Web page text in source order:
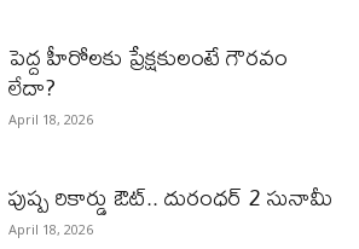
పెద్ద హీరోల‌కు ప్రేక్ష‌కులంటే గౌర‌వం
లేదా?
April 18, 2026
పుష్ప రికార్డు ఔట్‌.. దురంధ‌ర్ 2 సునామీ
April 18, 2026